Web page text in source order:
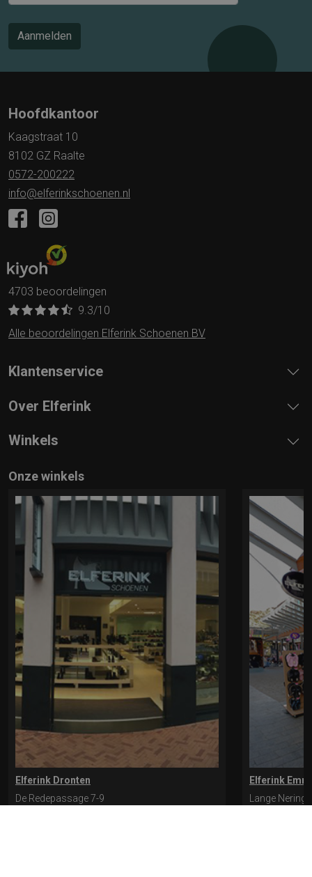
Aanmelden
Hoofdkantoor
Kaagstraat 10
8102 GZ Raalte
0572-200222
info@elferinkschoenen.nl
4703 beoordelingen
9.3/10
Alle beoordelingen Elferink Schoenen BV
Klantenservice
Over Elferink
Winkels
Onze winkels
Elferink Dronten
De Redepassage 7-9
Elferink
Lange Nering